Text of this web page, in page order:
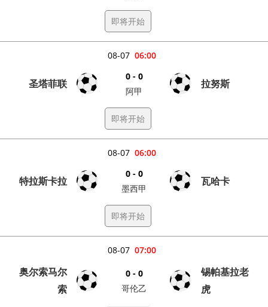
即将开始
06:00
08-07
圣塔菲联
0 - 0
阿甲
拉努斯
即将开始
06:00
08-07
特拉斯卡拉
0 - 0
墨西甲
瓦哈卡
即将开始
07:00
08-07
奥尔索马尔
索
0 - 0
哥伦乙
锡帕基拉老
虎